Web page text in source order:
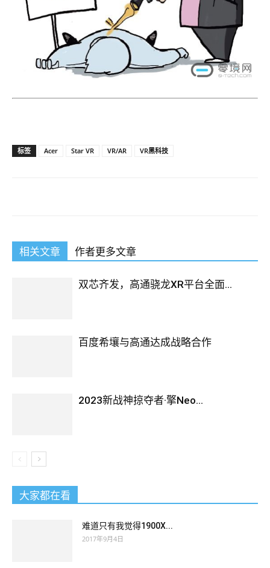
标签 Acer Star VR VR/AR VR黑科技
相关文章 作者更多文章
双芯齐发，高通骁龙XR平台全面...
百度希壤与高通达成战略合作
2023新战神掠夺者·擎Neo...
大家都在看
难道只有我觉得1900X...
2017年9月4日